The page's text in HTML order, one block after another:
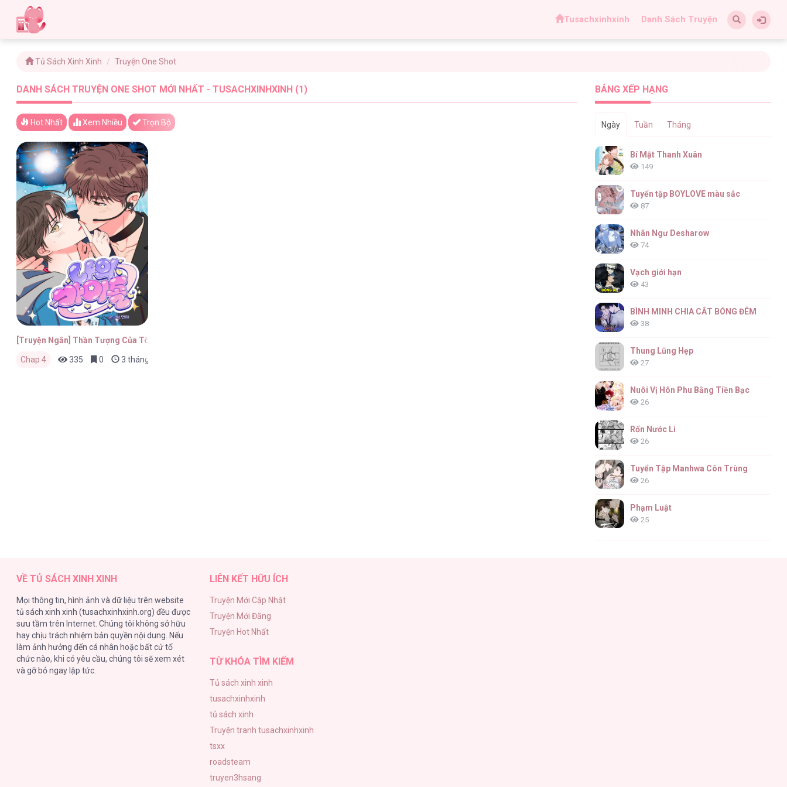
Tusachxinhxinh Danh Sách Truyện
Tủ Sách Xinh Xinh Truyện One Shot
DANH SÁCH TRUYỆN ONE SHOT MỚI NHẤT - TUSACHXINHXINH (1)
Hot Nhất Xem Nhiều Trọn Bộ
[Truyện Ngắn] Thần Tượng Của Tôi
Chap 4 335 0 3 tháng trước
BẢNG XẾP HẠNG
Ngày Tuần Tháng
Bí Mật Thanh Xuân
149
Tuyển tập BOYLOVE màu sắc
87
Nhân Ngư Desharow
74
Vạch giới hạn
43
BÌNH MINH CHIA CẮT BÓNG ĐÊM
38
Thung Lũng Hẹp
27
Nuôi Vị Hôn Phu Bằng Tiền Bạc
26
Rổn Nước Lì
26
Tuyển Tập Manhwa Côn Trùng
26
Phạm Luật
25
VỀ TỦ SÁCH XINH XINH
Mọi thông tin, hình ảnh và dữ liệu trên website
tủ sách xinh xinh (tusachxinhxinh.org) đều được
sưu tầm trên Internet. Chúng tôi không sở hữu
hay chịu trách nhiệm bản quyền nội dung. Nếu
làm ảnh hưởng đến cá nhân hoặc bất cứ tổ
chức nào, khi có yêu cầu, chúng tôi sẽ xem xét
và gỡ bỏ ngay lập tức.
LIÊN KẾT HỮU ÍCH
Truyện Mới Cập Nhật
Truyện Mới Đăng
Truyện Hot Nhất
TỪ KHÓA TÌM KIẾM
Tủ sách xinh xinh
tusachxinhxinh
tủ sách xinh
Truyện tranh tusachxinhxinh
tsxx
roadsteam
truyen3hsang